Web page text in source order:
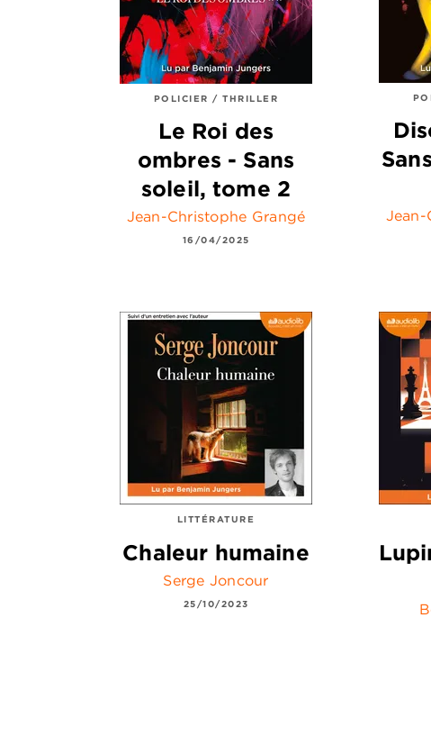
POLICIER / THRILLER
Le Roi des
ombres - Sans
soleil, tome 2
Jean-Christophe Grangé
16/04/2025
Jean-
LITTÉRATURE
Chaleur humaine
Serge Joncour
25/10/2023